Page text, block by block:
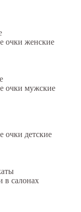
очки женские
очки мужские
очки детские
в салонах